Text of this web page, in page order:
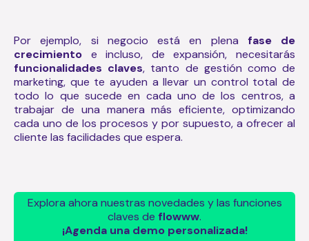
Por ejemplo, si negocio está en plena fase de
crecimiento e incluso, de expansión, necesitarás
funcionalidades claves, tanto de gestión como de
marketing, que te ayuden a llevar un control total de
todo lo que sucede en cada uno de los centros, a
trabajar de una manera más eficiente, optimizando
cada uno de los procesos y por supuesto, a ofrecer al
cliente las facilidades que espera.
Explora ahora nuestras novedades y las funciones
claves de flowww.
¡Agenda una demo personalizada!